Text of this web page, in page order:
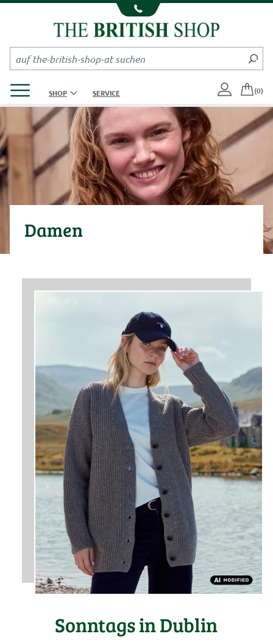
Kompletten Head der Seite überspringen
SHOP SERVICE (0)
Damen
Sonntags in Dublin